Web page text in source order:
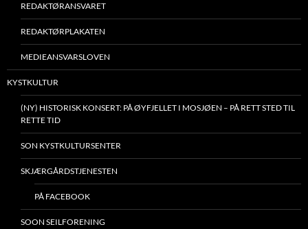
REDAKTØRANSVARET
REDAKTØRPLAKATEN
MEDIEANSVARSLOVEN
KYSTKULTUR
(NY) HISTORISK KONSERT: PÅ ØYFJELLET I MOSJØEN – PÅ RETT STED TIL
RETTE TID
SON KYSTKULTURSENTER
SKJÆRGÅRDSTJENESTEN
PÅ FACEBOOK
SOON SEILFORENING